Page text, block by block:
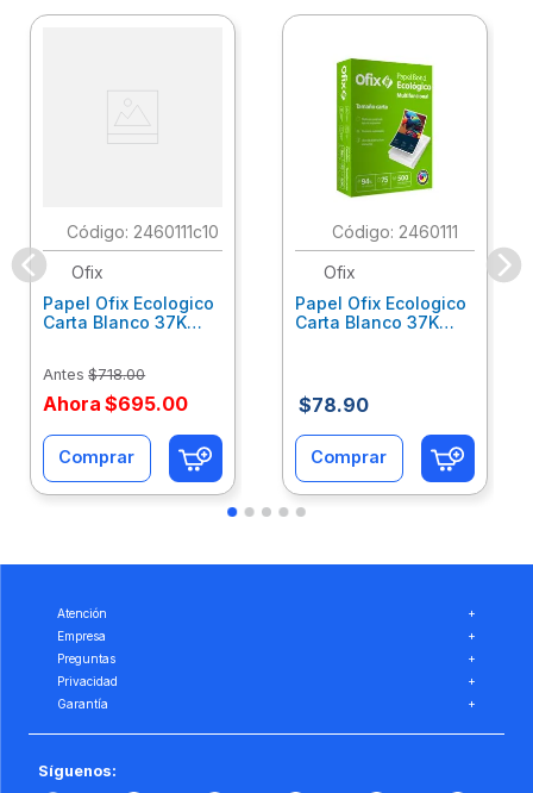
: 2460111c10
Ofix
Papel Ofix Ecologico
Carta Blanco 37K
Antes $718.00
Ahora $695.00
Comprar
: 2460111
Ofix
Papel Ofix Ecologico
Carta Blanco 37K
$78.90
Comprar
Atención
+
Empresa
+
Preguntas
+
Privacidad
+
Garantía
+
Síguenos: